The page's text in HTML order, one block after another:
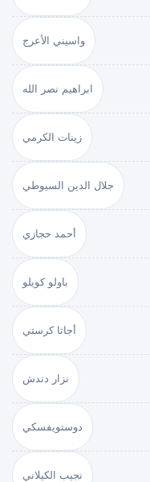
واسيني الأعرج
ابراهيم نصر الله
زينات الكرمي
جلال الدين السيوطي
أحمد حجازي
باولو كويلو
أجاثا كرستي
نزار دندش
دوستويفسكي
نجيب الكيلاني